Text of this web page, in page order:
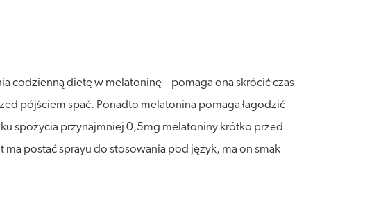
codzienną dietę w melatoninę – pomaga ona skrócić czas
pójściem spać. Ponadto melatonina pomaga łagodzić
spożycia przynajmniej 0,5mg melatoniny krótko przed
postać sprayu do stosowania pod język, ma on smak